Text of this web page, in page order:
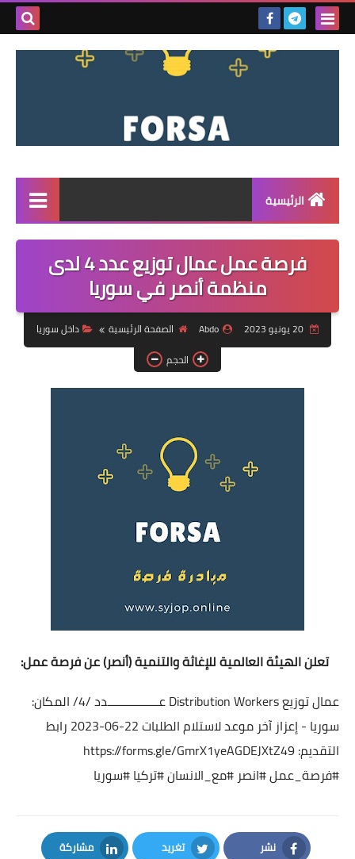
بحث
الرئيسية
القائمة
مناقصات
فرص عمل داخل سوريا
فرص عمل في تركيا
فرص عمل في العراق
فرص عمل في السودان
دورات تدريبية
فرصة عمل عمال توزيع عدد 4 لدى
منظمة أنصر في سوريا
20 يونيو 2023 Abdo الصفحة الرئيسية
داخل سوريا
الحجم
تعلن الهيئة العالمية للإغاثة والتنمية (أنصر) عن فرصة عمل:
عمال توزيع Distribution Workers
عــــــــــــــــدد/4
/المكان:
سوريا - إعزاز آخر موعد لاستلام الطلبات 22-06-2023
رابط
التقديم:https://forms.gle/GmrX1yeAGDEJXtZ49
#فرصة_عمل#انصر #مع_الانسان#تركيا#سوريا
نشر تغريد مشاركة